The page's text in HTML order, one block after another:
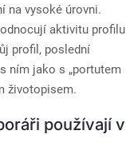
na vysoké úrovni.
aktivitu profilu
profil, poslední
ním jako s „portutem
životopisem.
používají v